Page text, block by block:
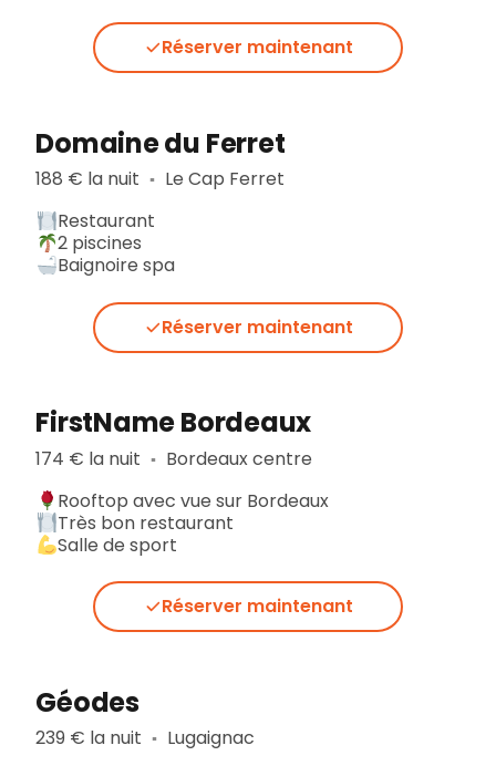
Réserver maintenant
Domaine du Ferret
188 € la nuit ▪︎ Le Cap Ferret
Restaurant
2 piscines
Baignoire spa
Réserver maintenant
FirstName Bordeaux
174 € la nuit ▪︎ Bordeaux centre
Rooftop avec vue sur Bordeaux
Très bon restaurant
Salle de sport
Réserver maintenant
Géodes
239 € la nuit ▪︎ Lugaignac